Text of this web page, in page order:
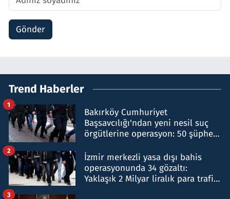
Gönder
Trend Haberler
Bakırköy Cumhuriyet
Başsavcılığı'ndan yeni nesil suç
örgütlerine operasyon: 50 şüpheli
1
İzmir merkezli yasa dışı bahis
operasyonunda 34 gözaltı:
Yaklaşık 2 Milyar liralık para trafiği
2
3